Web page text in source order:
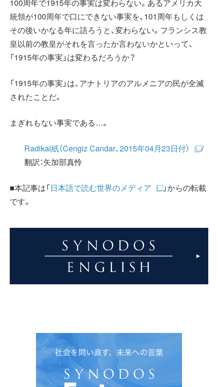
100周年で1915年の事実は変わらない。あるアメリカ大
統領が100周年で口にできない事実を、101周年もしくは
その後いかなる年に語ろうと、変わらない。フランシス教
皇以前の教皇がそれを言ったか言わないかといって、
「1915年の事実」は変わるだろうか？
「1915年の事実」は、アナトリアのアルメニアの民が全滅
されたことだ。
まぎれもない事実である…。
Radikal紙（Cengiz Candar、2015年04月23日付）
/
翻訳：矢加部真怜
■本記事は「日本語で読む世界のメディア
」からの転載
です。